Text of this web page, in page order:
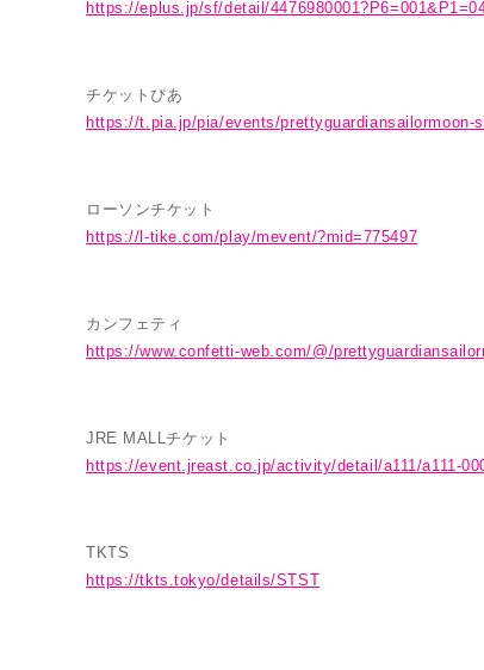
https://eplus.jp/sf/detail/
チケットぴあ
https://t.pia.jp/pia/events/prettyguardiansailormoon-
ローソンチケット
https://l-tike.com/play/mevent/?mid=775497
カンフェティ
https://www.confetti-web.com/@/
JRE MALLチケット
https://event.jreast.co.jp/activity/detail/a111/a111-
TKTS
https://tkts.tokyo/details/STST